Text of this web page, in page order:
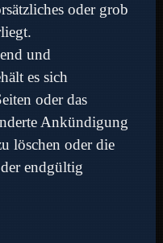
oder grob
und
es sich
oder das
Ankündigung
löschen oder die
endgültig